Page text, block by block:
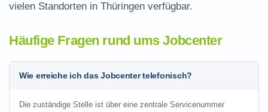
vielen Standorten in Thüringen verfügbar.
Häufige Fragen rund ums Jobcenter
Wie erreiche ich das Jobcenter telefonisch?
Die zuständige Stelle ist über eine zentrale Servicenummer